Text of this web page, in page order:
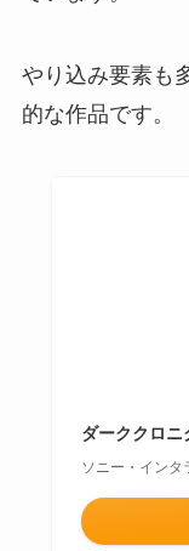
やり込み要素も
的な作品です。
ダーククロニ
ソニー・インタ